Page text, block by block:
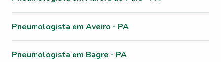
Pneumologista em Aveiro - PA
Pneumologista em Bagre - PA